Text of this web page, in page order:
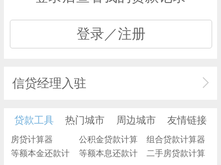
登录／注册
信贷经理入驻
贷款工具 热门城市 周边城市 友情链接
房贷计算器
公积金贷款计算
器
组合贷款计算器
等额本金还款计
等额本息还款计
二手房贷款计算